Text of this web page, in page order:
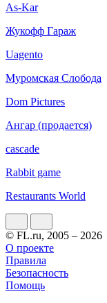
As-Kar
Жукофф Гараж
Uagento
Муромская Слобода
Dom Pictures
Ангар (продается)
cascade
Rabbit game
Restaurants World
© FL.ru, 2005 – 2026
О проекте
Правила
Безопасность
Помощь